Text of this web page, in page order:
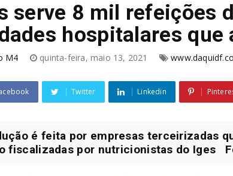
serve 8 mil refeições
hospitalares que
M4 quinta-feira, maio 13, 2021
Twitter Linkedin
é feita por empresas terceirizadas
fiscalizadas por nutricionistas do Iges